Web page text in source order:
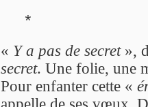
*
« Y a pas de secret»,
secret. Une folie, une
Pour enfanter cette «